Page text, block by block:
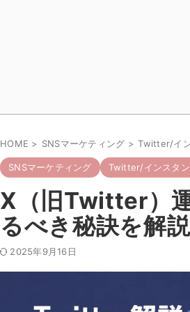
HOME > SNSマーケティング > Twitter/イ
SNSマーケティング Twitter/インスタ
X（旧Twitter）
るべき秘訣を解説
2025年9月16日